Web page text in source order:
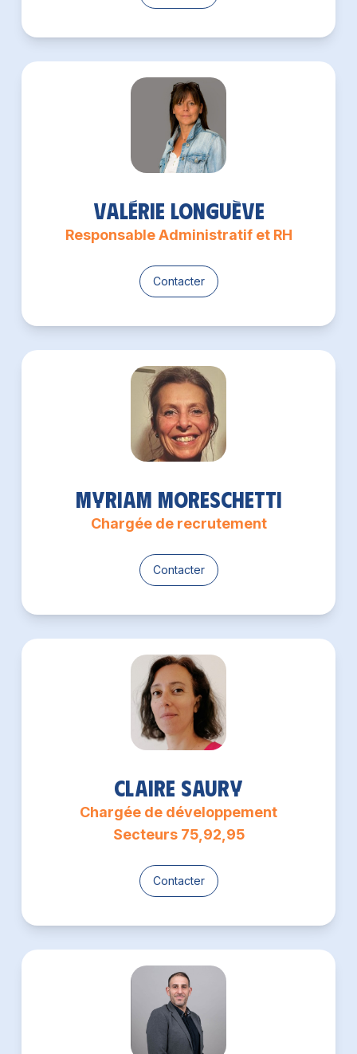
Valérie Longuève
Responsable Administratif et RH
Contacter
Myriam Moreschetti
Chargée de recrutement
Contacter
Claire Saury
Chargée de développement
Secteurs 75,92,95
Contacter